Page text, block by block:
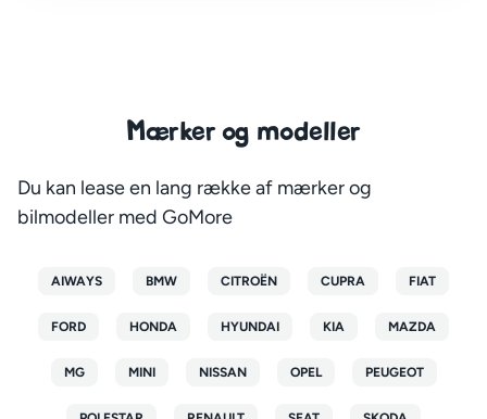
Mærker og modeller
Du kan lease en lang række af mærker og
bilmodeller med GoMore
AIWAYS BMW CITROËN CUPRA FIAT
FORD HONDA HYUNDAI KIA MAZDA
MG MINI NISSAN OPEL PEUGEOT